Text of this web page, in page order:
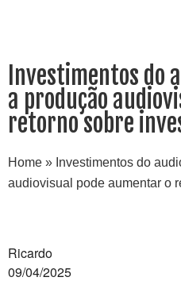
Investimentos do
a produção
retorno sobre
Home » Investimentos do
audiovisual pode aumentar o
Ricardo
09/04/2025